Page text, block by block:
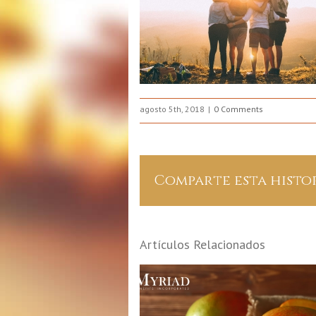
agosto 5th, 2018 0 Comments
Comparte esta
Artículos Relacionados